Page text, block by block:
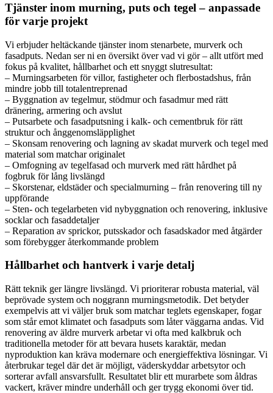
Tjänster inom murning, puts och tegel – anpassade
för varje projekt
Vi erbjuder heltäckande tjänster inom stenarbete, murverk och
fasadputs. Nedan ser ni en översikt över vad vi gör – allt utfört med
fokus på kvalitet, hållbarhet och ett snyggt slutresultat:
– Murningsarbeten för villor, fastigheter och flerbostadshus, från
mindre jobb till totalentreprenad
– Byggnation av tegelmur, stödmur och fasadmur med rätt
dränering, armering och avslut
– Putsarbete och fasadputsning i kalk- och cementbruk för rätt
struktur och ånggenomsläpplighet
– Skonsam renovering och lagning av skadat murverk och tegel med
material som matchar originalet
– Omfogning av tegelfasad och murverk med rätt hårdhet på
fogbruk för lång livslängd
– Skorstenar, eldstäder och specialmurning – från renovering till ny
uppförande
– Sten- och tegelarbeten vid nybyggnation och renovering, inklusive
socklar och fasaddetaljer
– Reparation av sprickor, putsskador och fasadskador med åtgärder
som förebygger återkommande problem
Hållbarhet och hantverk i varje detalj
Rätt teknik ger längre livslängd. Vi prioriterar robusta material, väl
beprövade system och noggrann murningsmetodik. Det betyder
exempelvis att vi väljer bruk som matchar teglets egenskaper, fogar
som står emot klimatet och fasadputs som låter väggarna andas. Vid
renovering av äldre murverk arbetar vi ofta med kalkbruk och
traditionella metoder för att bevara husets karaktär, medan
nyproduktion kan kräva modernare och energieffektiva lösningar. Vi
återbrukar tegel där det är möjligt, väderskyddar arbetsytor och
sorterar avfall ansvarsfullt. Resultatet blir ett murarbete som åldras
vackert, kräver mindre underhåll och ger trygg ekonomi över tid.